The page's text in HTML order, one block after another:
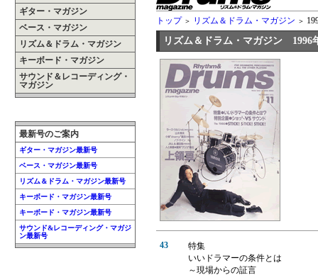
ギター・マガジン
ベース・マガジン
リズム＆ドラム・マガジン
キーボード・マガジン
サウンド＆レコーディング・
マガジン
最新号のご案内
ギター・マガジン最新号
ベース・マガジン最新号
リズム＆ドラム・マガジン最新号
キーボード・マガジン最新号
キーボード・マガジン最新号
サウンド&レコーディング・マガジ
ン最新号
トップ ＞ リズム＆ドラム・マガジン ＞
リズム＆ドラム・マガジン 1996
43
特集
いいドラマーの条件とは
～現場からの証言